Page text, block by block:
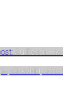
Au Revoir –
räckvidd,